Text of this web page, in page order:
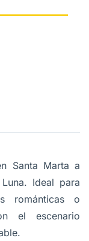
Santa Marta a
Ideal para
románticas o
el escenario